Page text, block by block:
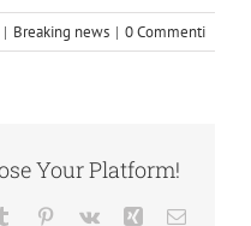
| Breaking news | 0 Commenti
Your Platform!
Tumblr Pinterest
Vk Xing Email